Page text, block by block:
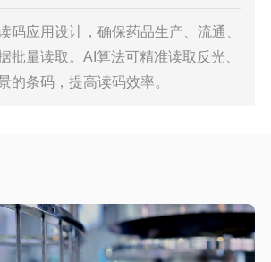
码应用设计，确保药品生产、流通、
批量读取。AI算法可精准读取反光、
的条码，提高读码效率。